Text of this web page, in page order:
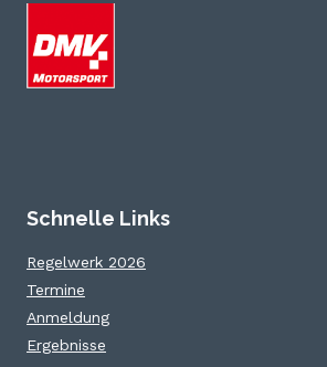
Schnelle Links
Regelwerk 2026
Termine
Anmeldung
Ergebnisse